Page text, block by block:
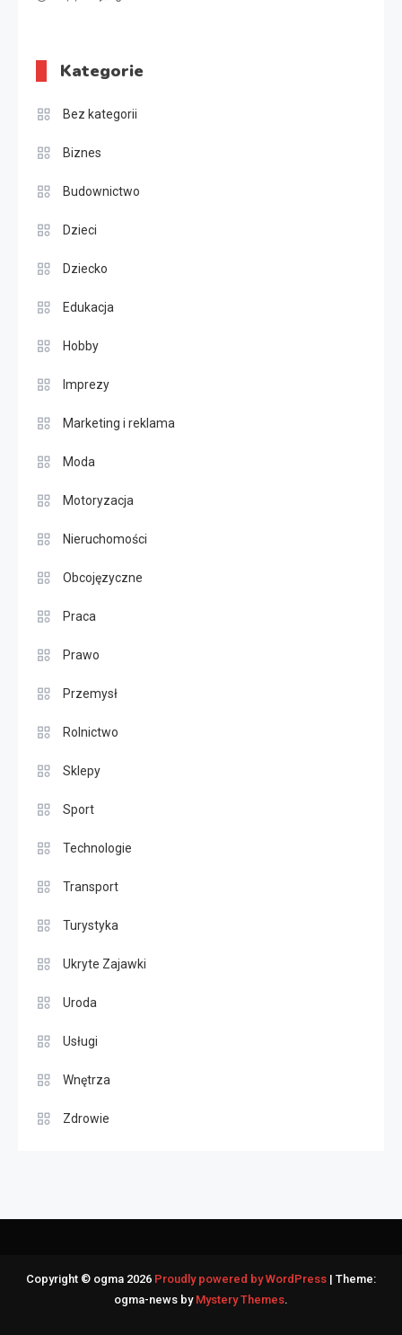
Kategorie
Bez kategorii
Biznes
Budownictwo
Dzieci
Dziecko
Edukacja
Hobby
Imprezy
Marketing i reklama
Moda
Motoryzacja
Nieruchomości
Obcojęzyczne
Praca
Prawo
Przemysł
Rolnictwo
Sklepy
Sport
Technologie
Transport
Turystyka
Ukryte Zajawki
Uroda
Usługi
Wnętrza
Zdrowie
Copyright © ogma 2026 Proudly powered by WordPress | Theme:
ogma-news by Mystery Themes.